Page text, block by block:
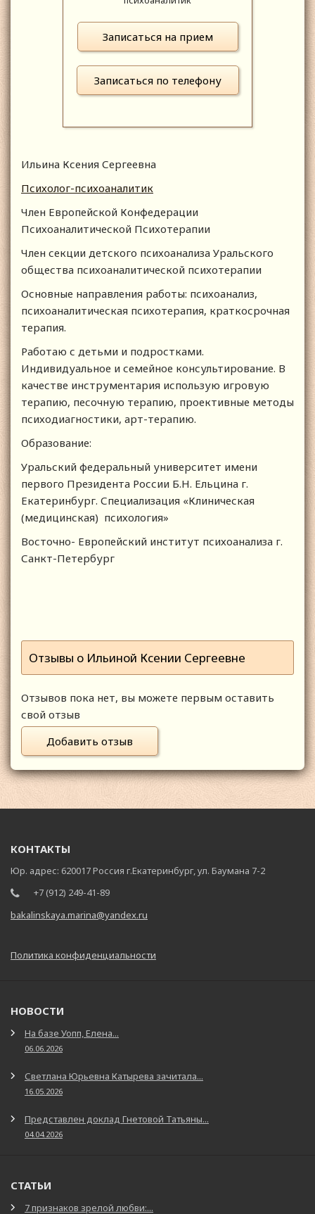
Записаться на прием
Записаться по телефону
Ильина Ксения Сергеевна
Психолог-психоаналитик
Член Европейской Конфедерации
Психоаналитической Психотерапии
Член секции детского психоанализа Уральского
общества психоаналитической психотерапии
Основные направления работы: психоанализ,
психоаналитическая психотерапия, краткосрочная
терапия.
Работаю с детьми и подростками.
Индивидуальное и семейное консультирование. В
качестве инструментария использую игровую
терапию, песочную терапию, проективные методы
психодиагностики, арт-терапию.
Образование:
Уральский федеральный университет имени
первого Президента России Б.Н. Ельцина г.
Екатеринбург. Специализация «Клиническая
(медицинская) психология»
Восточно- Европейский институт психоанализа г.
Санкт-Петербург
Отзывы о Ильиной Ксении Сергеевне
Отзывов пока нет, вы можете первым оставить
свой отзыв
Добавить отзыв
КОНТАКТЫ
Юр. адрес: 620017 Россия г.Екатеринбург, ул. Баумана 7-2
+7 (912) 249-41-89
bakalinskaya.marina@yandex.ru
Политика конфиденциальности
НОВОСТИ
На базе Уопп, Елена...
06.06.2026
Светлана Юрьевна Катырева зачитала...
16.05.2026
Представлен доклад Гнетовой Татьяны...
04.04.2026
СТАТЬИ
7 признаков зрелой любви:...